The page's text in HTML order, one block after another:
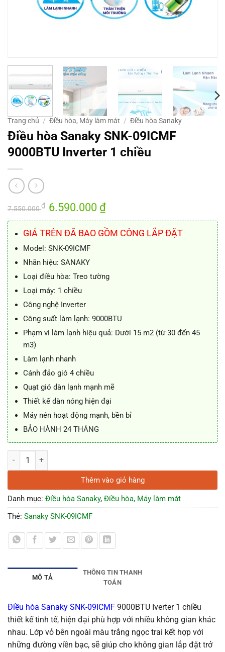
Trang chủ / Điều hòa, Máy làm mát / Điều hòa Sanaky
Điều hòa Sanaky SNK-09ICMF
9000BTU Inverter 1 chiều
7.550.000₫ Giá
gốc
là:
7.550.000 ₫.
6.590.000 ₫Giá
tại
là:
6.590.000 ₫.
GIÁ TRÊN ĐÃ BAO GỒM CÔNG LẮP ĐẶT
Model: SNK-09ICMF
Nhãn hiệu: SANAKY
Loại điều hòa: Treo tường
Loại máy: 1 chiều
Công nghệ Inverter
Công suất làm lạnh: 9000BTU
Phạm vi làm lạnh hiệu quả: Dưới 15 m2 (từ 30 đến 45
m3)
Làm lạnh nhanh
Cánh đảo gió 4 chiều
Quạt gió dàn lạnh mạnh mẽ
Thiết kế dàn nóng hiện đại
Máy nén hoạt động mạnh, bền bỉ
BẢO HÀNH 24 THÁNG
Điều hòa Sanaky SNK-09ICMF 9000BTU Inverter 1 chiều số lượng
Thêm vào giỏ hàng
Danh mục: Điều hòa Sanaky, Điều hòa, Máy làm mát
Thẻ: Sanaky SNK-09ICMF
MÔ TẢ
THÔNG TIN THANH
TOÁN
Điều hòa Sanaky SNK-09ICMF 9000BTU Iverter 1 chiều
thiết kế tinh tế, hiện đại phù hợp với nhiều không gian khác
nhau. Lớp vỏ bên ngoài màu trắng ngọc trai kết hợp với
những đường viền bạc, sẽ giúp cho không gian lắp đặt trở